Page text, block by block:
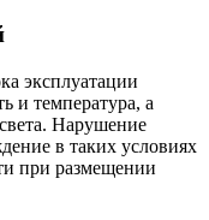
эксплуатации
и температура, а
Нарушение
в таких условиях
при размещении